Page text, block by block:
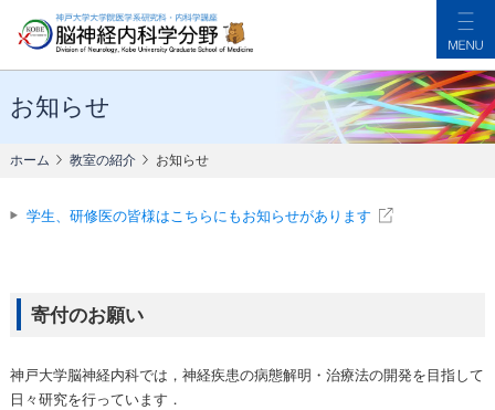
教室の紹介
メンバー紹介
外来のご案内
研究について
お知らせ
ホーム 教室の紹介 お知らせ
学生、研修医の皆様はこちらにもお知らせがあります
寄付のお願い
神戸大学脳神経内科では，神経疾患の病態解明・治療法の開発を目指して
日々研究を行っています．